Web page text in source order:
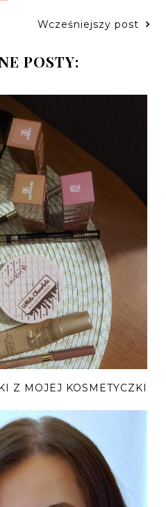
Wcześniejszy post
POSTY:
Z MOJEJ KOSMETYCZKI